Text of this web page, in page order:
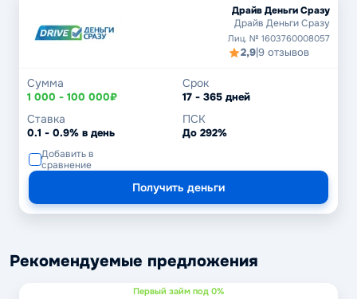
Драйв Деньги Сразу
Драйв Деньги Сразу
Лиц. № 1603760008057
2,9|9 отзывов
Сумма
1 000 - 100 000₽
Срок
17 - 365 дней
Ставка
0.1 - 0.9% в день
ПСК
До 292%
Добавить в
сравнение
Получить деньги
Рекомендуемые предложения
Первый займ под 0%